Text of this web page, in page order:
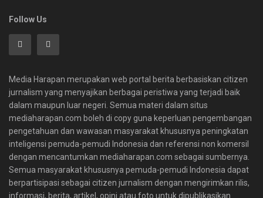
Follow Us
Media Harapan merupakan web portal berita berbasiskan citizen
jurnalism yang menyajikan berbagai peristiwa yang terjadi baik
dalam maupun luar negeri. Semua materi dalam situs
mediaharapan.com boleh di copy guna keperluan pengembangan
pengetahuan dan wawasan masyarakat khususnya peningkatan
inteligensi pemuda-pemudi Indonesia dan referensi non komersil
dengan mencantumkan mediaharapan.com sebagai sumbernya.
Semua masyarakat khususnya pemuda-pemudi Indonesia dapat
berpartisipasi sebagai citizen jurnalism dengan mengirimkan rilis,
informasi, berita, artikel, opini atau foto untuk dipublikasikan